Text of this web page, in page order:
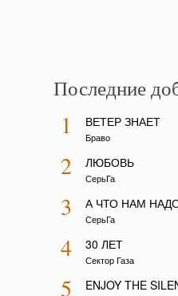
Последние
1 ВЕТЕР ЗНАЕТ
Браво
2 ЛЮБОВЬ
СерьГа
3 А ЧТО НАМ
СерьГа
4 30 ЛЕТ
Сектор Газа
5 ENJOY THE